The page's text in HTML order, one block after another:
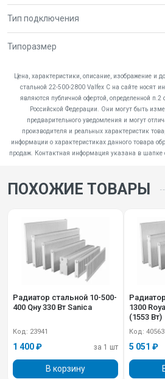
Тип подключения
Типоразмер
Цена, характеристики, описание, изображение и
стальной 22-500-2800 Valfex C на сайте носят
являются публичной офертой, определенной п.2
Российской Федерации. Они могут быть
предварительного уведомления и могут
производителя и реальных характеристик
информации о характеристиках данного товара
продаж. Контактная информация указана в шапке
ПОХОЖИЕ ТОВАРЫ
Радиатор стальной 10-500-
400 Qну 330 Вт Sanica
Код: 23941
1 400 ₽ за 1 шт
В корзину
1300
(1553 Вт)
Код: 40563
5 051 ₽